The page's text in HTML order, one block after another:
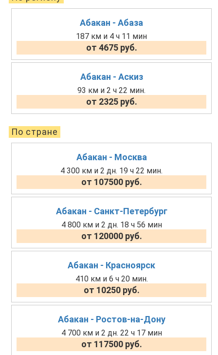
Абакан - Абаза
187 км и 4 ч 11 мин
от 4675 руб.
Абакан - Аскиз
93 км и 2 ч 22 мин.
от 2325 руб.
По стране
Абакан - Москва
4 300 км и 2 дн. 19 ч 22 мин.
от 107500 руб.
Абакан - Санкт-Петербург
4 800 км и 2 дн. 18 ч 56 мин
от 120000 руб.
Абакан - Красноярск
410 км и 6 ч 20 мин.
от 10250 руб.
Абакан - Ростов-на-Дону
4 700 км и 2 дн. 22 ч 17 мин
от 117500 руб.